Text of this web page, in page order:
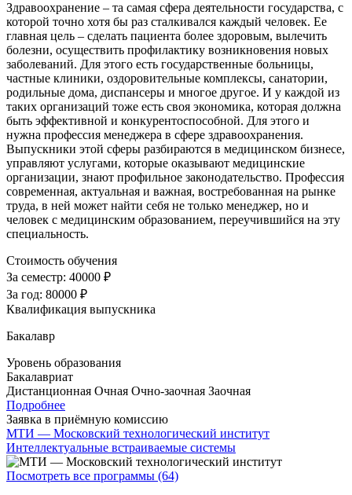
Здравоохранение – та самая сфера деятельности государства, с
которой точно хотя бы раз сталкивался каждый человек. Ее
главная цель – сделать пациента более здоровым, вылечить
болезни, осуществить профилактику возникновения новых
заболеваний. Для этого есть государственные больницы,
частные клиники, оздоровительные комплексы, санатории,
родильные дома, диспансеры и многое другое. И у каждой из
таких организаций тоже есть своя экономика, которая должна
быть эффективной и конкурентоспособной. Для этого и
нужна профессия менеджера в сфере здравоохранения.
Выпускники этой сферы разбираются в медицинском бизнесе,
управляют услугами, которые оказывают медицинские
организации, знают профильное законодательство. Профессия
современная, актуальная и важная, востребованная на рынке
труда, в ней может найти себя не только менеджер, но и
человек с медицинским образованием, переучившийся на эту
специальность.
Стоимость обучения
За семестр: 40000 ₽
За год: 80000 ₽
Квалификация выпускника
Бакалавр
Уровень образования
Бакалавриат
Дистанционная Очная Очно-заочная Заочная
Подробнее
Заявка в приёмную комиссию
МТИ — Московский технологический институт
Интеллектуальные встраиваемые системы
Посмотреть все программы (64)